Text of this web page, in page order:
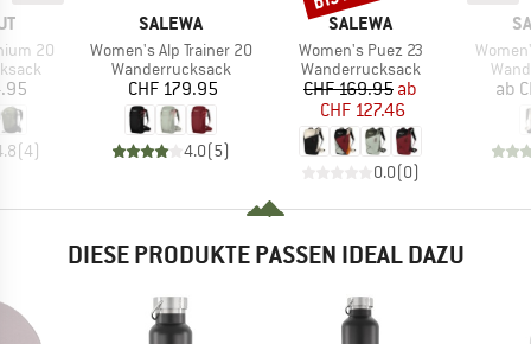
20
(4)
MARKE
SALEWA
Artikel
Women's Alp Trainer 20
Produktgruppe
Wanderrucksack
Preis
CHF 179.95
4.0(5)
MARKE
SALEWA
Artikel
Women's Puez 23
Produktgruppe
Wanderrucksack
Preis
CHF 169.95reduzierter Preis
ab
CHF 127.46
0.0(0)
Artikel
ab
DIESE PRODUKTE PASSEN IDEAL DAZU